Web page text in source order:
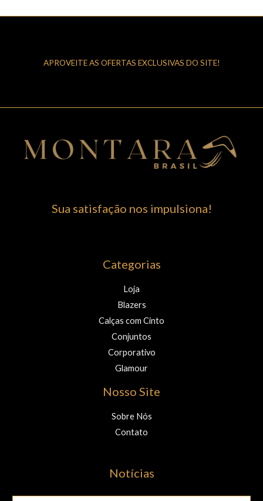
APROVEITE AS OFERTAS EXCLUSIVAS DO SITE!
Sua satisfação nos impulsiona!
Categorias
Loja
Blazers
Calças com Cinto
Conjuntos
Corporativo
Glamour
Nosso Site
Sobre Nós
Contato
Notícias